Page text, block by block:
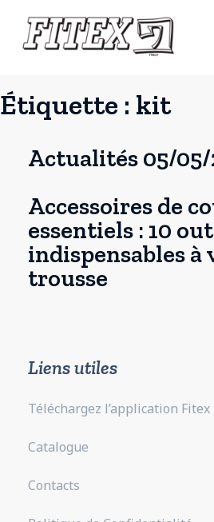
Étiquette : kit
Actualités 05/05/
Accessoires de
essentiels : 10
indispensables à
trousse
Liens utiles
Téléchargez l’application Fitex
Catalogue
Contacts